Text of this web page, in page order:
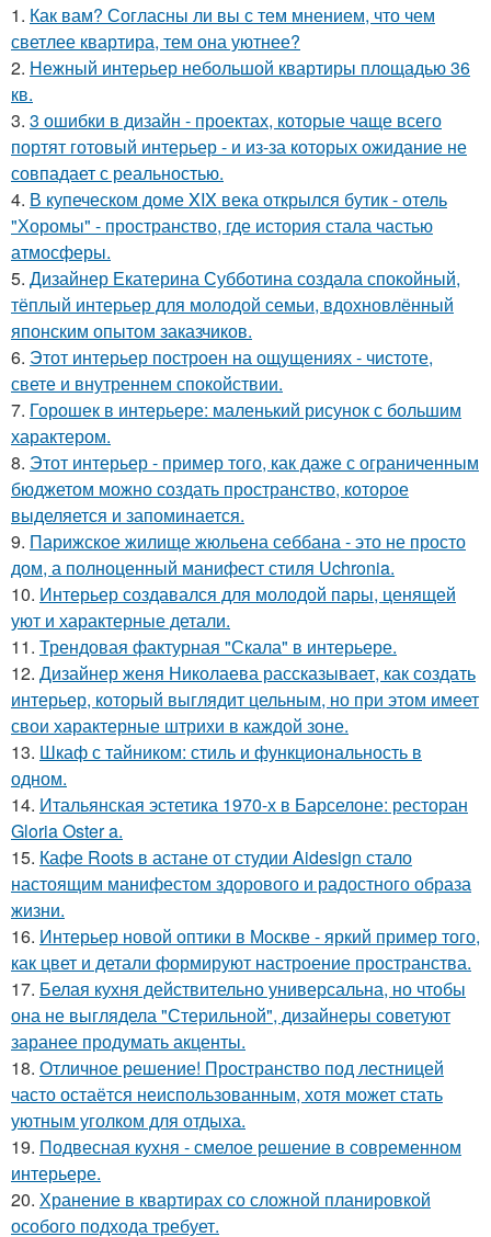
1. Как вам? Согласны ли вы с тем мнением, что чем
светлее квартира, тем она уютнее?
2. Нежный интерьер небольшой квартиры площадью 36
кв.
3. 3 ошибки в дизайн - проектах, которые чаще всего
портят готовый интерьер - и из-за которых ожидание не
совпадает с реальностью.
4. В купеческом доме XIX века открылся бутик - отель
"Хоромы" - пространство, где история стала частью
атмосферы.
5. Дизайнер Екатерина Субботина создала спокойный,
тёплый интерьер для молодой семьи, вдохновлённый
японским опытом заказчиков.
6. Этот интерьер построен на ощущениях - чистоте,
свете и внутреннем спокойствии.
7. Горошек в интерьере: маленький рисунок с большим
характером.
8. Этот интерьер - пример того, как даже с ограниченным
бюджетом можно создать пространство, которое
выделяется и запоминается.
9. Парижское жилище жюльена себбана - это не просто
дом, а полноценный манифест стиля Uchronia.
10. Интерьер создавался для молодой пары, ценящей
уют и характерные детали.
11. Трендовая фактурная "Скала" в интерьере.
12. Дизайнер женя Николаева рассказывает, как создать
интерьер, который выглядит цельным, но при этом имеет
свои характерные штрихи в каждой зоне.
13. Шкаф с тайником: стиль и функциональность в
одном.
14. Итальянская эстетика 1970-х в Барселоне: ресторан
Gloria Oster a.
15. Кафе Roots в астане от студии Aidesign стало
настоящим манифестом здорового и радостного образа
жизни.
16. Интерьер новой оптики в Москве - яркий пример того,
как цвет и детали формируют настроение пространства.
17. Белая кухня действительно универсальна, но чтобы
она не выглядела "Стерильной", дизайнеры советуют
заранее продумать акценты.
18. Отличное решение! Пространство под лестницей
часто остаётся неиспользованным, хотя может стать
уютным уголком для отдыха.
19. Подвесная кухня - смелое решение в современном
интерьере.
20. Хранение в квартирах со сложной планировкой
особого подхода требует.